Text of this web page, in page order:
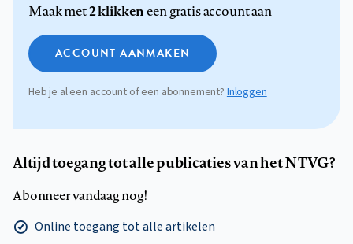
Maak met2 klikkeneen gratis account aan
ACCOUNT AANMAKEN
Heb je al een account of een abonnement?Inloggen
Altijd toegang tot alle publicaties van het NTVG?
Abonneer vandaag nog!
Online toegang tot alle artikelen